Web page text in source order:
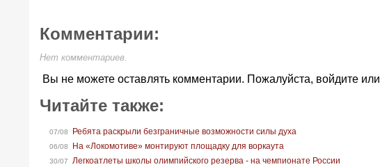
Комментарии:
Нет комментариев.
Вы не можете оставлять комментарии. Пожалуйста, войдите или
Читайте также:
07/08 Ребята раскрыли безграничные возможности силы духа
06/08 На «Локомотиве» монтируют площадку для воркаута
30/07 Легкоатлеты школы олимпийского резерва - на чемпионате России